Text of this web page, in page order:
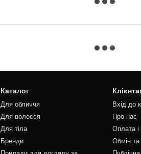
Каталог
Для обличчя
Для волосся
Для тіла
Бренди
Вхід до
Про нас
Оплата і
Обмін